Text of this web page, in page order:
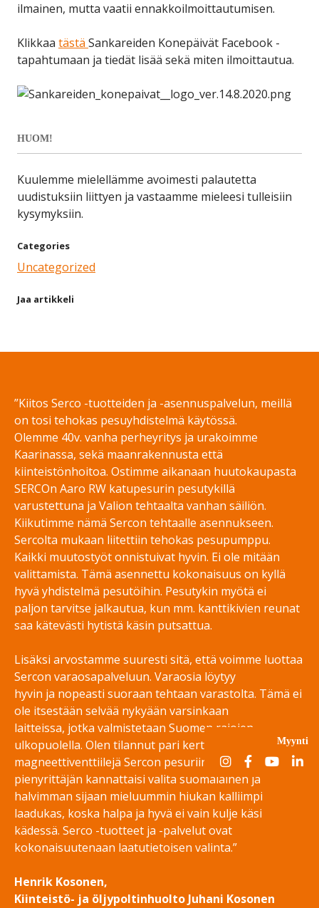
ilmainen, mutta vaatii ennakkoilmoittautumisen.
Klikkaa tästä Sankareiden Konepäivät Facebook -
tapahtumaan ja tiedät lisää sekä miten ilmoittautua.
HUOM!
Kuulemme mielellämme avoimesti palautetta
uudistuksiin liittyen ja vastaamme mieleesi tulleisiin
kysymyksiin.
Categories
Uncategorized
Jaa artikkeli
”Kiitos Serco -tuotteiden ja -asennuspalvelun, meillä
on tosi tehokas pesuyhdistelmä käytössä.
Olemme 40v. vanha perheyritys ja urakoimme
Kaarinassa, sekä maanrakennusta että
kiinteistönhoitoa. Ostimme aikanaan huutokaupasta
SERCOn Aaro RW katupesurin pesutykillä
varustettuna ja Valion tehtaalta vanhan säiliön.
Kiikutimme nämä Sercon tehtaalle asennukseen.
Sercolta mukaan liitettiin tehokas pesupumppu.
Kaikki muutostyöt onnistuivat hyvin. Ei ole mitään
valittamista. Tämä asennettu kokonaisuus on kyllä
hyvä yhdistelmä pesutöihin. Pesutykin myötä ei
paljon tarvitse jalkautua, kun mm. kanttikivien reunat
saa kätevästi hytistä käsin putsattua.
Lisäksi arvostamme suuresti sitä, että voimme luottaa
Sercon varaosapalveluun. Varaosia löytyy
hyvin ja nopeasti suoraan tehtaan varastolta. Tämä ei
ole itsestään selvää nykyään varsinkaan
laitteissa, jotka valmistetaan Suomen rajojen
ulkopuolella. Olen tilannut pari kertaa mm.
magneettiventtiilejä Sercon pesuriin. Jokaisen
pienyrittäjän kannattaisi valita suomalainen ja
halvimman sijaan mieluummin hiukan kalliimpi
laadukas, koska halpa ja hyvä ei vain kulje käsi
kädessä. Serco -tuotteet ja -palvelut ovat
kokonaisuutenaan laatutietoisen valinta.”
Henrik Kosonen,
Kiinteistö- ja öljypoltinhuolto Juhani Kosonen
Myynti